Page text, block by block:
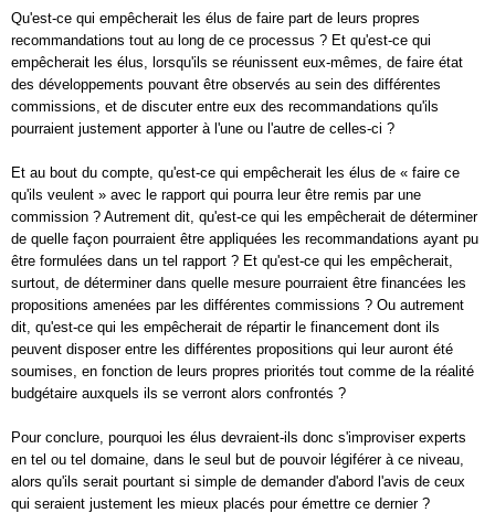
Qu'est-ce qui empêcherait les élus de faire part de leurs propres
recommandations tout au long de ce processus ? Et qu'est-ce qui
empêcherait les élus, lorsqu'ils se réunissent eux-mêmes, de faire état
des développements pouvant être observés au sein des différentes
commissions, et de discuter entre eux des recommandations qu'ils
pourraient justement apporter à l'une ou l'autre de celles-ci ?
Et au bout du compte, qu'est-ce qui empêcherait les élus de « faire ce
qu'ils veulent » avec le rapport qui pourra leur être remis par une
commission ? Autrement dit, qu'est-ce qui les empêcherait de déterminer
de quelle façon pourraient être appliquées les recommandations ayant pu
être formulées dans un tel rapport ? Et qu'est-ce qui les empêcherait,
surtout, de déterminer dans quelle mesure pourraient être financées les
propositions amenées par les différentes commissions ? Ou autrement
dit, qu'est-ce qui les empêcherait de répartir le financement dont ils
peuvent disposer entre les différentes propositions qui leur auront été
soumises, en fonction de leurs propres priorités tout comme de la réalité
budgétaire auxquels ils se verront alors confrontés ?
Pour conclure, pourquoi les élus devraient-ils donc s'improviser experts
en tel ou tel domaine, dans le seul but de pouvoir légiférer à ce niveau,
alors qu'ils serait pourtant si simple de demander d'abord l'avis de ceux
qui seraient justement les mieux placés pour émettre ce dernier ?